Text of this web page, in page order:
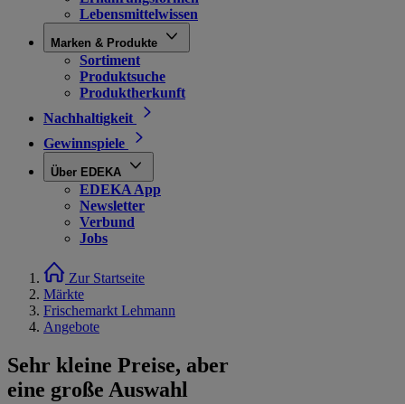
Lebensmittelwissen
Marken & Produkte
Sortiment
Produktsuche
Produktherkunft
Nachhaltigkeit
Gewinnspiele
Über EDEKA
EDEKA App
Newsletter
Verbund
Jobs
Zur Startseite
Märkte
Frischemarkt Lehmann
Angebote
Sehr kleine Preise, aber
eine große Auswahl